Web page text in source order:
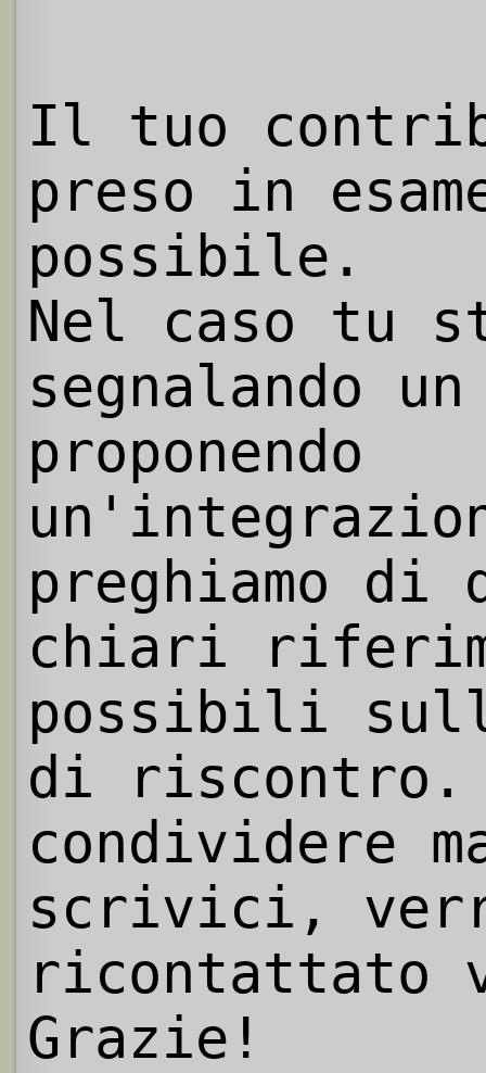
Il tuo
preso in
possibile.
Nel caso tu
segnalando
proponendo
preghiamo
chiari
possibili
di riscontro.
condividere
scrivici,
ricontattato
Grazie!